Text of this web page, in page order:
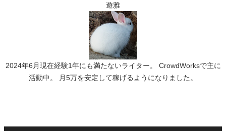
遊雅
2024年6月現在経験1年にも満たないライター。 CrowdWorksで主に
活動中。 月5万を安定して稼げるようになりました。